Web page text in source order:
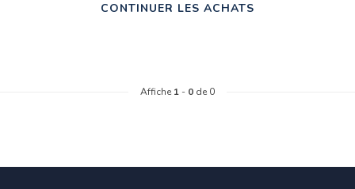
CONTINUER LES ACHATS
Affiche 1 - 0 de 0